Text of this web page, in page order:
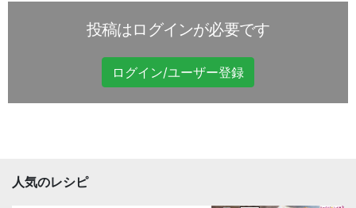
投稿はログインが必要です
ログイン/ユーザー登録
人気のレシピ